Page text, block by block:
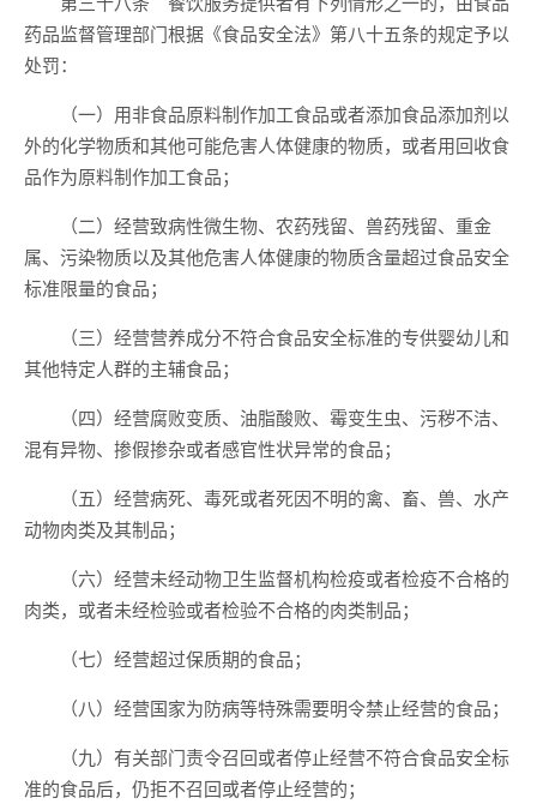
药品监督管理部门根据《食品安全法》第八十五条的规定予以
处罚：
（一）用非食品原料制作加工食品或者添加食品添加剂以
外的化学物质和其他可能危害人体健康的物质，或者用回收食
品作为原料制作加工食品；
（二）经营致病性微生物、农药残留、兽药残留、重金
属、污染物质以及其他危害人体健康的物质含量超过食品安全
标准限量的食品；
（三）经营营养成分不符合食品安全标准的专供婴幼儿和
其他特定人群的主辅食品；
（四）经营腐败变质、油脂酸败、霉变生虫、污秽不洁、
混有异物、掺假掺杂或者感官性状异常的食品；
（五）经营病死、毒死或者死因不明的禽、畜、兽、水产
动物肉类及其制品；
（六）经营未经动物卫生监督机构检疫或者检疫不合格的
肉类，或者未经检验或者检验不合格的肉类制品；
（七）经营超过保质期的食品；
（八）经营国家为防病等特殊需要明令禁止经营的食品；
（九）有关部门责令召回或者停止经营不符合食品安全标
准的食品后，仍拒不召回或者停止经营的；